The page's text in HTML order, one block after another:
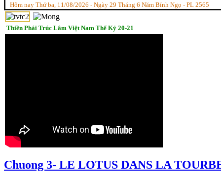
Hôm nay Thứ ba, 11/08/2026 - Ngày 29 Tháng 6 Năm Bính Ngọ - PL 2565
Thiền Phái Trúc Lâm Việt Nam Thế Kỷ 20-21
Chuong 3- LE LOTUS DANS LA